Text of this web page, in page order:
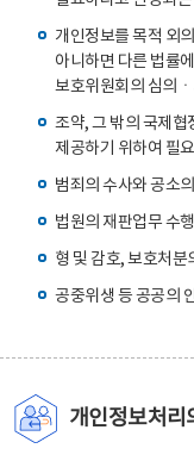
개인정보를 목적 외
아니하면 다른 법률
보호위원회의 심의
조약, 그 밖의 국제협
제공하기 위하여 필
범죄의 수사와 공소
법원의 재판업무 수
형 및 감호, 보호처분
공중위생 등 공공의
개인정보처리